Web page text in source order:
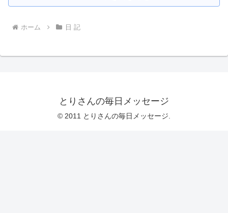
ホーム 日 記
とりさんの毎日メッセージ
© 2011 とりさんの毎日メッセージ.